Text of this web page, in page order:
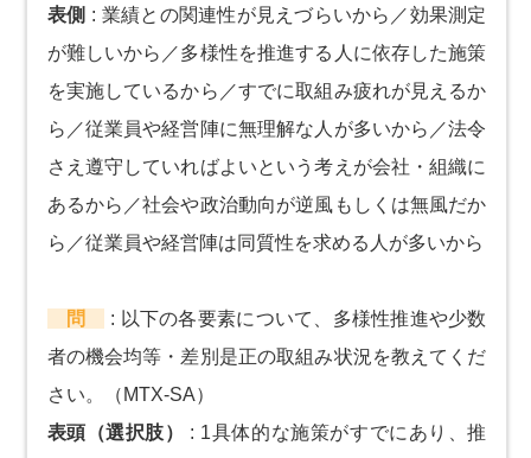
表側 : 業績との関連性が見えづらいから／効果測定
が難しいから／多様性を推進する人に依存した施策
を実施しているから／すでに取組み疲れが見えるか
ら／従業員や経営陣に無理解な人が多いから／法令
さえ遵守していればよいという考えが会社・組織に
あるから／社会や政治動向が逆風もしくは無風だか
ら／従業員や経営陣は同質性を求める人が多いから
問 : 以下の各要素について、多様性推進や少数
者の機会均等・差別是正の取組み状況を教えてくだ
さい。（MTX-SA）
表頭（選択肢）
: 1具体的な施策がすでにあり、推